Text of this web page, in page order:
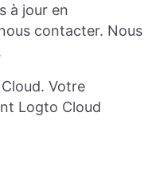
à jour en
contacter. Nous
Votre
Logto Cloud